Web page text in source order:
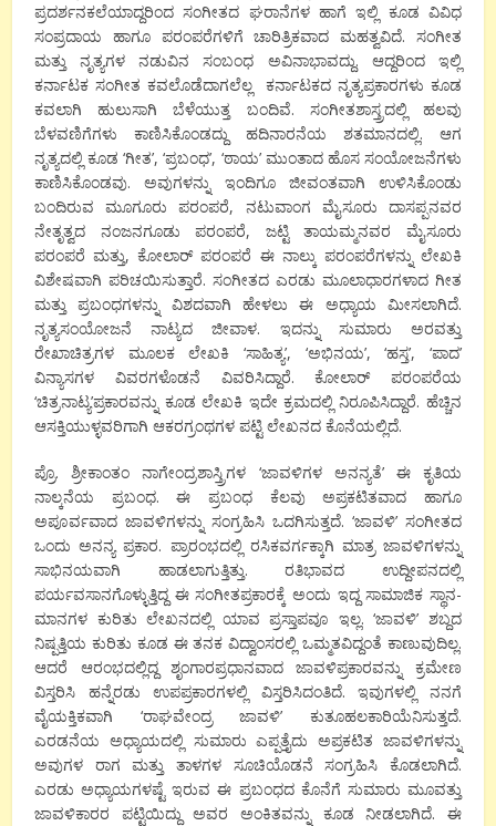
ಪ್ರದರ್ಶನಕಲೆಯಾದ್ದರಿಂದ ಸಂಗೀತದ ಘರಾನೆಗಳ ಹಾಗೆ ಇಲ್ಲಿ ಕೂಡ ವಿವಿಧ
ಸಂಪ್ರದಾಯ ಹಾಗೂ ಪರಂಪರೆಗಳಿಗೆ ಚಾರಿತ್ರಿಕವಾದ ಮಹತ್ವವಿದೆ. ಸಂಗೀತ
ಮತ್ತು ನೃತ್ಯಗಳ ನಡುವಿನ ಸಂಬಂಧ ಅವಿನಾಭಾವದ್ದು. ಆದ್ದರಿಂದ ಇಲ್ಲಿ
ಕರ್ನಾಟಕ ಸಂಗೀತ ಕವಲೊಡೆದಾಗಲೆಲ್ಲ ಕರ್ನಾಟಕದ ನೃತ್ಯಪ್ರಕಾರಗಳು ಕೂಡ
ಕವಲಾಗಿ ಹುಲುಸಾಗಿ ಬೆಳೆಯುತ್ತ ಬಂದಿವೆ. ಸಂಗೀತಶಾಸ್ತ್ರದಲ್ಲಿ ಹಲವು
ಬೆಳವಣಿಗೆಗಳು ಕಾಣಿಸಿಕೊಂಡದ್ದು ಹದಿನಾರನೆಯ ಶತಮಾನದಲ್ಲಿ. ಆಗ
ನೃತ್ಯದಲ್ಲಿ ಕೂಡ ‘ಗೀತ’, ‘ಪ್ರಬಂಧ’, ‘ಠಾಯ’ ಮುಂತಾದ ಹೊಸ ಸಂಯೋಜನೆಗಳು
ಕಾಣಿಸಿಕೊಂಡವು. ಅವುಗಳನ್ನು ಇಂದಿಗೂ ಜೀವಂತವಾಗಿ ಉಳಿಸಿಕೊಂಡು
ಬಂದಿರುವ ಮೂಗೂರು ಪರಂಪರೆ, ನಟುವಾಂಗ ಮೈಸೂರು ದಾಸಪ್ಪನವರ
ನೇತೃತ್ವದ ನಂಜನಗೂಡು ಪರಂಪರೆ, ಜಟ್ಟಿ ತಾಯಮ್ಮನವರ ಮೈಸೂರು
ಪರಂಪರೆ ಮತ್ತು, ಕೋಲಾರ್ ಪರಂಪರೆ ಈ ನಾಲ್ಕು ಪರಂಪರೆಗಳನ್ನು ಲೇಖಕಿ
ವಿಶೇಷವಾಗಿ ಪರಿಚಯಿಸುತ್ತಾರೆ. ಸಂಗೀತದ ಎರಡು ಮೂಲಾಧಾರಗಳಾದ ಗೀತ
ಮತ್ತು ಪ್ರಬಂಧಗಳನ್ನು ವಿಶದವಾಗಿ ಹೇಳಲು ಈ ಅಧ್ಯಾಯ ಮೀಸಲಾಗಿದೆ.
ನೃತ್ಯಸಂಯೋಜನೆ ನಾಟ್ಯದ ಜೀವಾಳ. ಇದನ್ನು ಸುಮಾರು ಅರವತ್ತು
ರೇಖಾಚಿತ್ರಗಳ ಮೂಲಕ ಲೇಖಕಿ ‘ಸಾಹಿತ್ಯ’, ‘ಅಭಿನಯ’, ‘ಹಸ್ತ’, ‘ಪಾದ’
ವಿನ್ಯಾಸಗಳ ವಿವರಗಳೊಡನೆ ವಿವರಿಸಿದ್ದಾರೆ. ಕೋಲಾರ್ ಪರಂಪರೆಯ
‘ಚಿತ್ರನಾಟ್ಯ’ಪ್ರಕಾರವನ್ನು ಕೂಡ ಲೇಖಕಿ ಇದೇ ಕ್ರಮದಲ್ಲಿ ನಿರೂಪಿಸಿದ್ದಾರೆ. ಹೆಚ್ಚಿನ
ಆಸಕ್ತಿಯುಳ್ಳವರಿಗಾಗಿ ಆಕರಗ್ರಂಥಗಳ ಪಟ್ಟಿ ಲೇಖನದ ಕೊನೆಯಲ್ಲಿದೆ.
ಪ್ರೊ. ಶ್ರೀಕಾಂತಂ ನಾಗೇಂದ್ರಶಾಸ್ತ್ರಿಗಳ ‘ಜಾವಳಿಗಳ ಅನನ್ಯತೆ’ ಈ ಕೃತಿಯ
ನಾಲ್ಕನೆಯ ಪ್ರಬಂಧ. ಈ ಪ್ರಬಂಧ ಕೆಲವು ಅಪ್ರಕಟಿತವಾದ ಹಾಗೂ
ಅಪೂರ್ವವಾದ ಜಾವಳಿಗಳನ್ನು ಸಂಗ್ರಹಿಸಿ ಒದಗಿಸುತ್ತದೆ. ‘ಜಾವಳಿ’ ಸಂಗೀತದ
ಒಂದು ಅನನ್ಯ ಪ್ರಕಾರ. ಪ್ರಾರಂಭದಲ್ಲಿ ರಸಿಕವರ್ಗಕ್ಕಾಗಿ ಮಾತ್ರ ಜಾವಳಿಗಳನ್ನು
ಸಾಭಿನಯವಾಗಿ ಹಾಡಲಾಗುತ್ತಿತ್ತು. ರತಿಭಾವದ ಉದ್ದೀಪನದಲ್ಲಿ
ಪರ್ಯವಸಾನಗೊಳ್ಳುತ್ತಿದ್ದ ಈ ಸಂಗೀತಪ್ರಕಾರಕ್ಕೆ ಅಂದು ಇದ್ದ ಸಾಮಾಜಿಕ ಸ್ಥಾನ-
ಮಾನಗಳ ಕುರಿತು ಲೇಖನದಲ್ಲಿ ಯಾವ ಪ್ರಸ್ತಾಪವೂ ಇಲ್ಲ. ‘ಜಾವಳಿ’ ಶಬ್ದದ
ನಿಷ್ಪತ್ತಿಯ ಕುರಿತು ಕೂಡ ಈ ತನಕ ವಿದ್ವಾಂಸರಲ್ಲಿ ಒಮ್ಮತವಿದ್ದಂತೆ ಕಾಣುವುದಿಲ್ಲ.
ಆದರೆ ಆರಂಭದಲ್ಲಿದ್ದ ಶೃಂಗಾರಪ್ರಧಾನವಾದ ಜಾವಳಿಪ್ರಕಾರವನ್ನು ಕ್ರಮೇಣ
ವಿಸ್ತರಿಸಿ ಹನ್ನೆರಡು ಉಪಪ್ರಕಾರಗಳಲ್ಲಿ ವಿಸ್ತರಿಸಿದಂತಿದೆ. ಇವುಗಳಲ್ಲಿ ನನಗೆ
ವೈಯಕ್ತಿಕವಾಗಿ ‘ರಾಘವೇಂದ್ರ ಜಾವಳಿ’ ಕುತೂಹಲಕಾರಿಯೆನಿಸುತ್ತದೆ.
ಎರಡನೆಯ ಅಧ್ಯಾಯದಲ್ಲಿ ಸುಮಾರು ಎಪ್ಪತ್ತೈದು ಅಪ್ರಕಟಿತ ಜಾವಳಿಗಳನ್ನು
ಅವುಗಳ ರಾಗ ಮತ್ತು ತಾಳಗಳ ಸೂಚಿಯೊಡನೆ ಸಂಗ್ರಹಿಸಿ ಕೊಡಲಾಗಿದೆ.
ಎರಡು ಅಧ್ಯಾಯಗಳಷ್ಟೆ ಇರುವ ಈ ಪ್ರಬಂಧದ ಕೊನೆಗೆ ಸುಮಾರು ಮೂವತ್ತು
ಜಾವಳಿಕಾರರ ಪಟ್ಟಿಯಿದ್ದು ಅವರ ಅಂಕಿತವನ್ನು ಕೂಡ ನೀಡಲಾಗಿದೆ. ಈ